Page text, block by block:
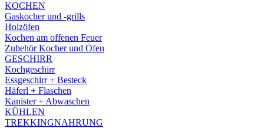
KOCHEN
Gaskocher und -grills
Holzöfen
Kochen am offenen Feuer
Zubehör Kocher und Öfen
GESCHIRR
Kochgeschirr
Essgeschirr + Besteck
Häferl + Flaschen
Kanister + Abwaschen
KÜHLEN
TREKKINGNAHRUNG